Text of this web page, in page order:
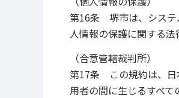
第16条 堺市は、システ
人情報の保護に関する法
（合意管轄裁判所）
第17条 この規約は、日
用者の間に生じるすべて